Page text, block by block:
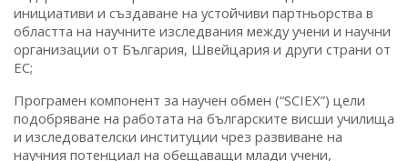
инициативи и създаване на устойчиви партньорства в
областта на научните изследвания между учени и научни
организации от България, Швейцария и други страни от
ЕС;
Програмен компонент за научен обмен (“SCIEX”) цели
подобряване на работата на българските висши училища
и изследователски институции чрез развиване на
научния потенциал на обещаващи млади учени,